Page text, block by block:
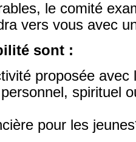
le comité
vers vous avec
sont :
proposée avec
spirituel
pour les